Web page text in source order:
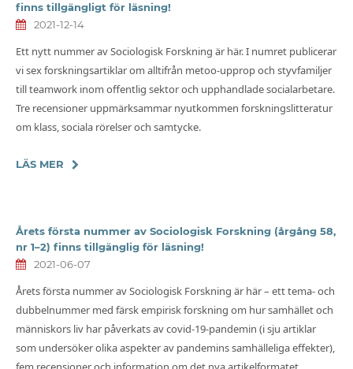
finns tillgängligt för läsning!
2021-12-14
Ett nytt nummer av Sociologisk Forskning är här. I numret publicerar
vi sex forskningsartiklar om alltifrån metoo-upprop och styvfamiljer
till teamwork inom offentlig sektor och upphandlade socialarbetare.
Tre recensioner uppmärksammar nyutkommen forskningslitteratur
om klass, sociala rörelser och samtycke.
LÄS MER
Årets första nummer av Sociologisk Forskning (årgång 58,
nr 1–2) finns tillgänglig för läsning!
2021-06-07
Årets första nummer av Sociologisk Forskning är här – ett tema- och
dubbelnummer med färsk empirisk forskning om hur samhället och
människors liv har påverkats av covid-19-pandemin (i sju artiklar
som undersöker olika aspekter av pandemins samhälleliga effekter),